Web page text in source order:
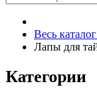
Весь
Лапы для
Категории